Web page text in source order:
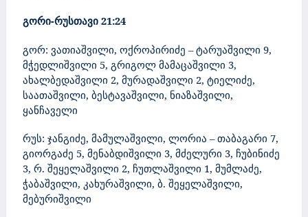
გორი-რუსთავი 21:24
გორ: ვათიაშვილი, ოქროპირიძე – ტარუაშვილი 9,
მჭედლიშვილი 5, გრიგოლ მამაცაშვილი 3,
ახალბედაშვილი 2, მურადაშვილი 2, ტიელიძე,
საათაშვილი, ბესტავაშვილი, ნიაზაშვილი,
ყანჩაველი
რუს: ჯანგიძე, მამულაშვილი, ლორია – თაბაგარი 7,
გიორგაძე 5, მენაბდიშვილი 3, მძელური 3, ჩუბინიძე
3, რ. შეყელაშვილი 2, ჩუთლაშვილი 1, მუმლაძე,
ჭაბაშვილი, კახურაშვილი, ბ. შეყელაშვილი,
მებურიშვილი